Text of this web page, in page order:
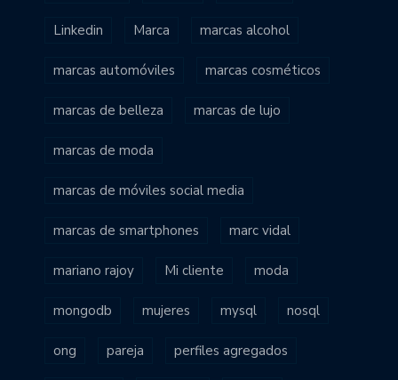
Linkedin Marca marcas alcohol
marcas automóviles marcas cosméticos
marcas de belleza marcas de lujo
marcas de moda
marcas de móviles social media
marcas de smartphones marc vidal
mariano rajoy Mi cliente moda
mongodb mujeres mysql nosql
ong pareja perfiles agregados